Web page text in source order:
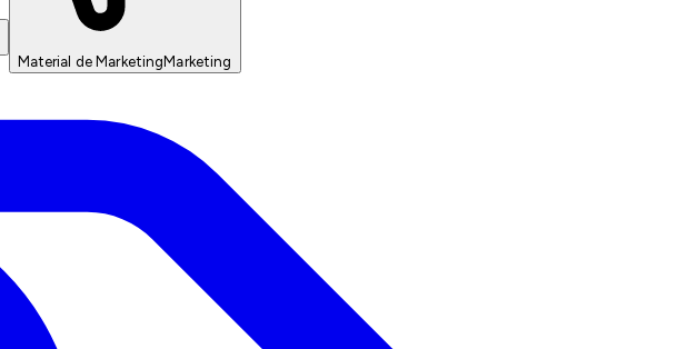
Material de MarketingMarketing